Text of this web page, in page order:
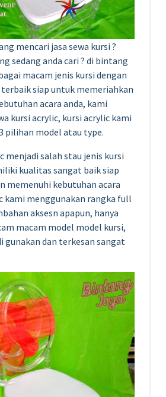
mencari jasa sewa kursi ?
sedang anda cari ? di bintang
macam jenis kursi dengan
siap untuk memeriahkan
acara anda, kami
kursi acrylic, kursi acrylic kami
pilihan model atau type.
menjadi salah stau jenis kursi
kualitas sangat baik siap
memenuhi kebutuhan acara
kami menggunakan rangka full
aksesn apapun, hanya
macam model model kursi,
gunakan dan terkesan sangat